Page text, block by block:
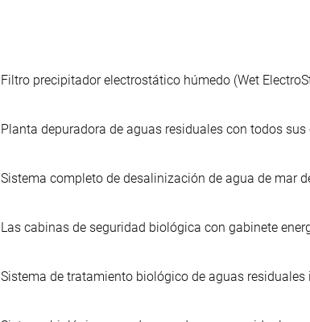
Filtro precipitador electrostático húmedo (Wet
Planta depuradora de aguas residuales con todos
Sistema completo de desalinización de agua de mar
Las cabinas de seguridad biológica con gabinete
Sistema de tratamiento biológico de aguas